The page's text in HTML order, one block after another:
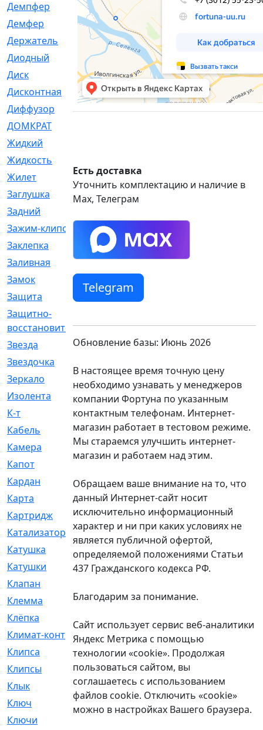
Демпфер
[2]
Демфер
[1]
Держатель
[5]
Диодный
Диск
[418]
Дисконтная
[1]
Диффузор
[1]
ДОМКРАТ
Жидкий
Жидкость
Жилет
[1]
Заглушка
[21]
Задний
Зажим-клипса
[1]
Заклепка
[1]
Заливная
[4]
Замок
Защита
[79]
Защитно-
восстановительный
Звезда
[1]
Звездочка
Зеркало
[369]
Изолента
[1]
К-т
[13]
Кабель
[50]
Камера
[4]
Капот
Кардан
[131]
Карта
[2]
Картридж
[250]
Катализатор
[1]
Катушка
[2]
Катушки
[291]
Клапан
Клемма
[5]
Клёпка
Климат-контроль
[3]
Клипса
[21]
Клипсы
[321]
Клык
[4]
Ключ
[2]
Ключи
Есть доставка
Уточнить комплектацию и наличие в
Max, Телеграм
Telegram
Обновление базы: Июнь 2026
В настоящее время точную цену
необходимо узнавать у менеджеров
компании Фортуна по указанным
контактным телефонам. Интернет-
магазин работает в тестовом режиме.
Мы стараемся улучшить интернет-
магазин и работаем над этим.
Обращаем ваше внимание на то, что
данный Интернет-сайт носит
исключительно информационный
характер и ни при каких условиях не
является публичной офертой,
определяемой положениями Статьи
437 Гражданского кодекса РФ.
Благодарим за понимание.
Сайт использует сервис веб-аналитики
Яндекс Метрика с помощью
технологии «cookie». Продолжая
пользоваться сайтом, вы
соглашаетесь с использованием
файлов cookie. Отключить «cookie»
можно в настройках Вашего браузера.